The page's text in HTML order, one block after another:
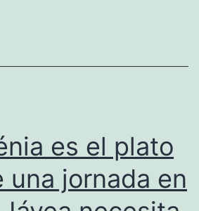
la
su
es el plato
jornada en